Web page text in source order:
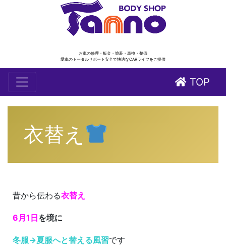
お車の修理・板金・塗装・車検・整備
愛車のトータルサポート安全で快適なCARライフをご提供
TOP
衣替え
昔から伝わる衣替え
6月1日を境に
冬服→夏服へと替える風習です